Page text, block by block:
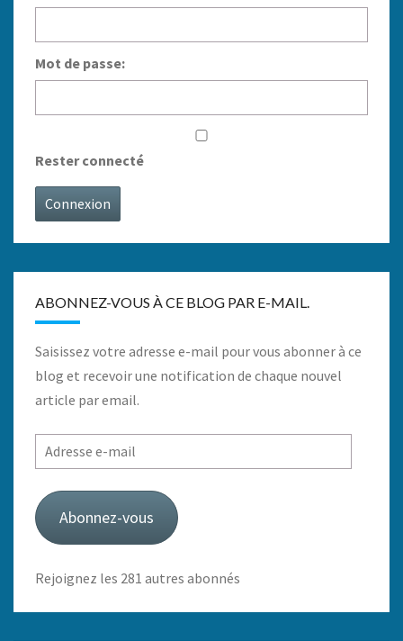
Mot de passe:
Rester connecté
Connexion
ABONNEZ-VOUS À CE BLOG PAR E-MAIL.
Saisissez votre adresse e-mail pour vous abonner à ce
blog et recevoir une notification de chaque nouvel
article par email.
Adresse
e-
mail
Abonnez-vous
Rejoignez les 281 autres abonnés